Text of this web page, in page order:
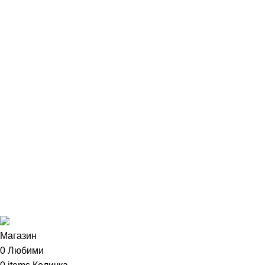
Магазин
0 Любими